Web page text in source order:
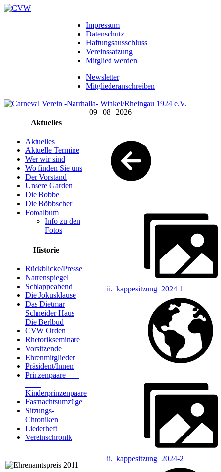
Impressum
Datenschutz
Haftungsausschluss
Vereinssatzung
Mitglied werden
Newsletter
Mitgliederanschreiben
09 | 08 | 2026
Aktuelles
Aktuelles
Aktuelle Termine
Wer wir sind
Wo finden Sie uns
Der Vorstand
Unsere Garden
Die Bobbe
Die Böbbscher
Fotoalbum
Info zu den
Fotos
Historie
Rückblicke/Presse
Narrenspiegel
Schlappeabend
Die Jokusklause
Das Dietmar
Schneider Haus
Die Berlbud
CVW Orden
Rhetorikseminare
Vorsitzende
Ehrenmitglieder
Präsident/Innen
Prinzenpaare
Kinderprinzenpaare
Fastnachtsumzüge
Sitzungs-
Chroniken
Liederheft
Vereinschronik
ii._kappesitzung_2024-1
ii._kappesitzung_2024-2